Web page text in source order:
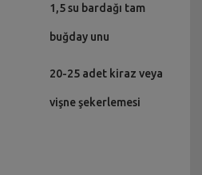
1,5 su bardağı tam
buğday unu
20-25 adet kiraz veya
vişne şekerlemesi